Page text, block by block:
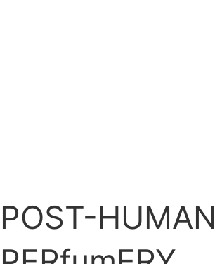
POST-HUMAN